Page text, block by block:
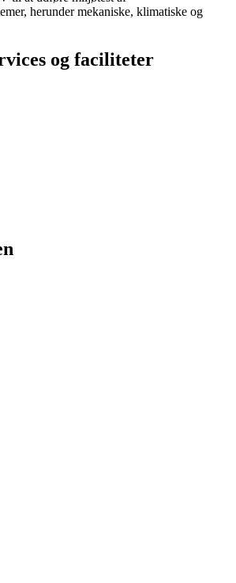
herunder mekaniske, klimatiske og
og faciliteter